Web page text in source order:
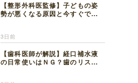
【整形外科医監修】子どもの姿
勢が悪くなる原因と今すぐでき
3日前
【歯科医師が解説】経口補水液
の日常使いはＮＧ？歯のリスク